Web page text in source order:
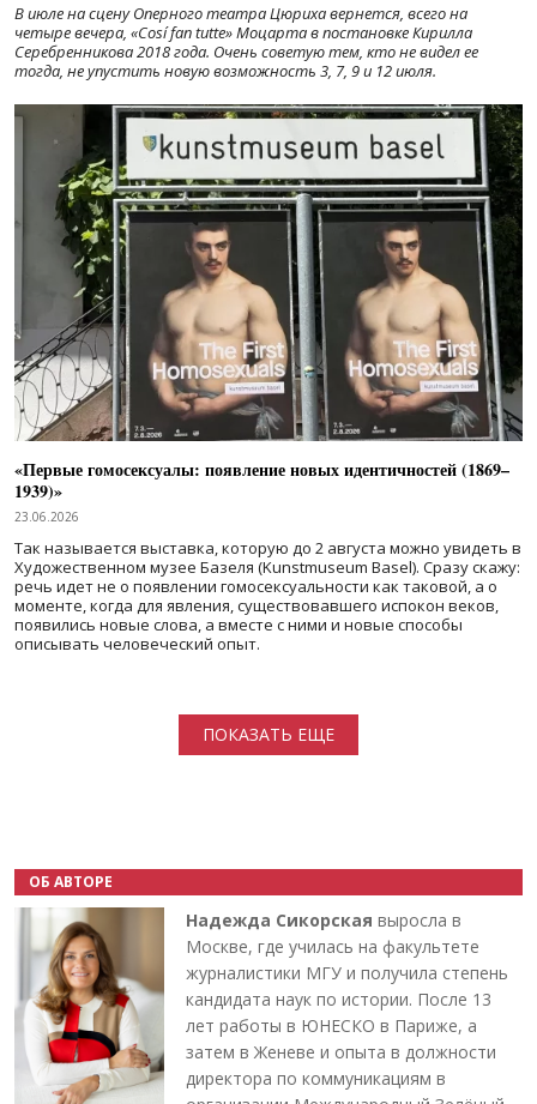
В июле на сцену Оперного театра Цюриха вернется, всего на
четыре вечера, «Cosí fan tutte» Моцарта в постановке Кирилла
Серебренникова 2018 года. Очень советую тем, кто не видел ее
тогда, не упустить новую возможность 3, 7, 9 и 12 июля.
«Первые гомосексуалы: появление новых идентичностей (1869–
1939)»
23.06.2026
Так называется выставка, которую до 2 августа можно увидеть в
Художественном музее Базеля (Kunstmuseum Basel). Сразу скажу:
речь идет не о появлении гомосексуальности как таковой, а о
моменте, когда для явления, существовавшего испокон веков,
появились новые слова, а вместе с ними и новые способы
описывать человеческий опыт.
ПОКАЗАТЬ ЕЩЕ
ОБ АВТОРЕ
Надежда Сикорская выросла в
Москве, где училась на факультете
журналистики МГУ и получила степень
кандидата наук по истории. После 13
лет работы в ЮНЕСКО в Париже, а
затем в Женеве и опыта в должности
директора по коммуникациям в